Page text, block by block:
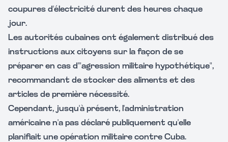
coupures d'électricité durent des heures chaque
jour.
Les autorités cubaines ont également distribué des
instructions aux citoyens sur la façon de se
préparer en cas d'"agression militaire hypothétique",
recommandant de stocker des aliments et des
articles de première nécessité.
Cependant, jusqu'à présent, l'administration
américaine n'a pas déclaré publiquement qu'elle
planifiait une opération militaire contre Cuba.